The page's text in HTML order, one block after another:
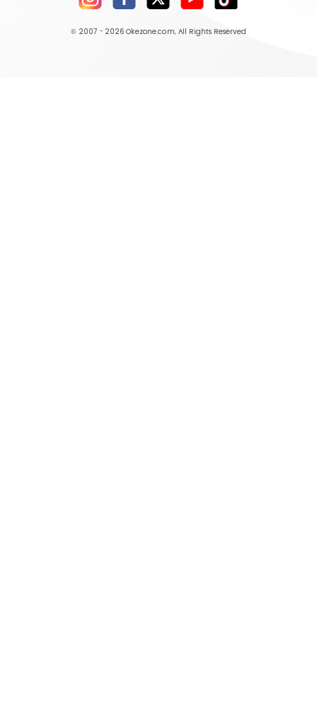
© 2007 - 2026 Okezone.com, All Rights Reserved